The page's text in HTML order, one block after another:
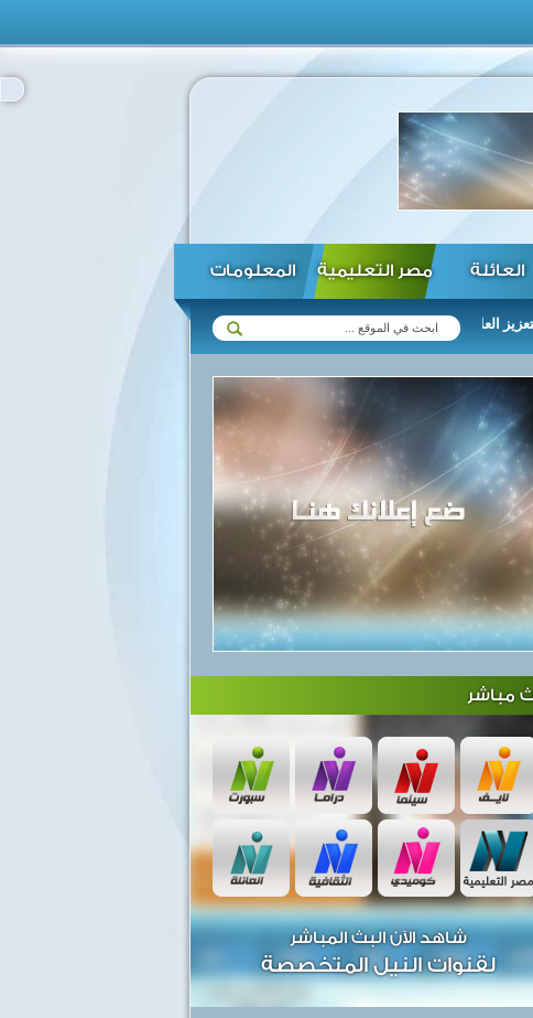
العائلة مصر التعليمية المعلومات
الرئيس السيسي يؤكد استعداد مع زيمبابوي في مختلف المجالات ...
مباشر
شاهد الآن البث المباشر
لقنوات النيل المتخصصة